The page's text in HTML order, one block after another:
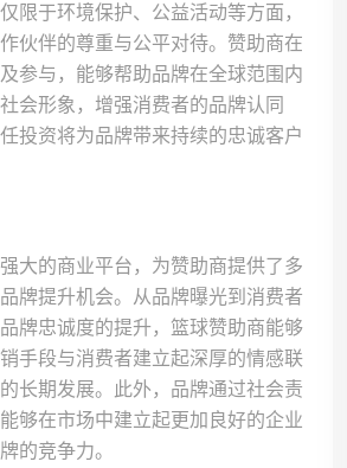
限于环境保护、公益活动等方面，
伙伴的尊重与公平对待。赞助商在
参与，能够帮助品牌在全球范围内
会形象，增强消费者的品牌认同
投资将为品牌带来持续的忠诚客户
大的商业平台，为赞助商提供了多
牌提升机会。从品牌曝光到消费者
牌忠诚度的提升，篮球赞助商能够
手段与消费者建立起深厚的情感联
长期发展。此外，品牌通过社会责
够在市场中建立起更加良好的企业
的竞争力。